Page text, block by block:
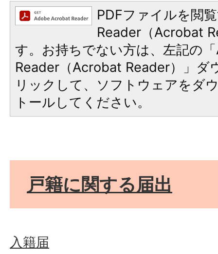
PDFファイルを閲
Reader（Acrobat
す。お持ちでない方は、左記の
Reader（Acrobat Reader）」ダ
リックして、ソフトウェアをダ
トールしてください。
戸籍に関する届出
入籍届